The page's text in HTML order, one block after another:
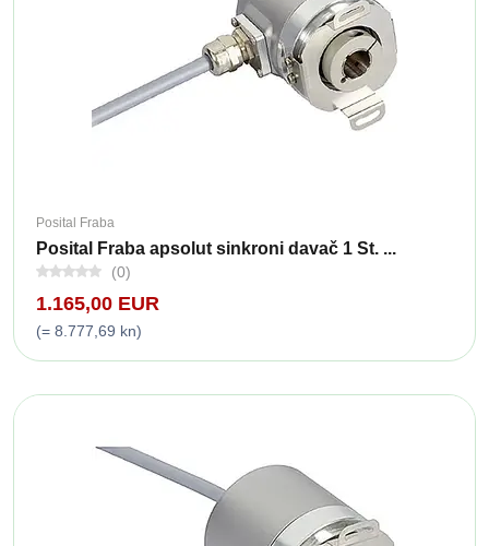
Posital Fraba
Posital Fraba apsolut sinkroni davač 1 St. ...
(0)
1.165,00 EUR
(= 8.777,69 kn)